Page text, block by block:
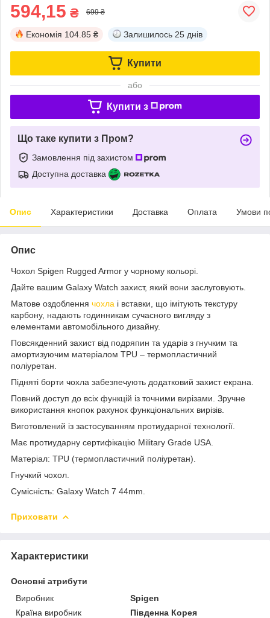
594,15 ₴ 699 ₴
Економія 104.85 ₴ Залишилось 25 днів
Купити
або
Купити з
Що таке купити з Пром?
Замовлення під захистом
Доступна доставка
Опис Характеристики Доставка Оплата Умови
Опис
Чохол Spigen Rugged Armor у чорному кольорі.
Дайте вашим Galaxy Watch захист, який вони заслуговують.
Матове оздоблення чохла і вставки, що імітують текстуру
карбону, надають годинникам сучасного вигляду з
елементами автомобільного дизайну.
Повсякденний захист від подряпин та ударів з гнучким та
амортизуючим матеріалом TPU – термопластичний
поліуретан.
Підняті борти чохла забезпечують додатковий захист екрана.
Повний доступ до всіх функцій із точними вирізами. Зручне
використання кнопок рахунок функціональних вирізів.
Виготовлений із застосуванням протиударної технології.
Має протиударну сертифікацію Military Grade USA.
Матеріал: TPU (термопластичний поліуретан).
Гнучкий чохол.
Сумісність: Galaxy Watch 7 44mm.
Приховати
Характеристики
Основні атрибути
Виробник
Spigen
Країна виробник
Південна Корея